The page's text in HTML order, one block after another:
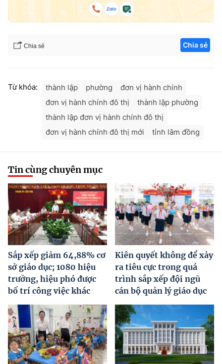
Chia sẻ Chia sẻ
Từ khóa: thành lập phường
đơn vị hành chính
đơn vị hành chính đô thị
thành lập phường
thành lập đơn vị hành chính đô thị
đơn vị hành chính đô thị mới
tỉnh lâm đồng
Tin cùng chuyên mục
Sắp xếp giảm 64,88% cơ
sở giáo dục; 1080 hiệu
trưởng, hiệu phó được
bố trí công việc khác
Kiên quyết không để xảy
ra tiêu cực trong quá
trình sắp xếp đội ngũ
cán bộ quản lý giáo dục